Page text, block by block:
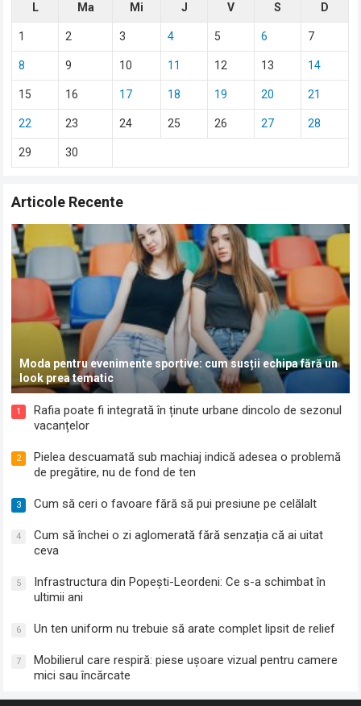
L Ma Mi J V S D
1 2 3 4 5 6 7
8 9 10 11 12 13 14
15 16 17 18 19 20 21
22 23 24 25 26 27 28
29 30
Articole Recente
Moda pentru evenimente sportive: cum susții echipa fără un
look prea tematic
1
Rafia poate fi integrată în ținute urbane dincolo de sezonul
vacanțelor
2
Pielea descuamată sub machiaj indică adesea o problemă
de pregătire, nu de fond de ten
3 Cum să ceri o favoare fără să pui presiune pe celălalt
4
Cum să închei o zi aglomerată fără senzația că ai uitat
ceva
5
Infrastructura din Popești-Leordeni: Ce s-a schimbat în
ultimii ani
6 Un ten uniform nu trebuie să arate complet lipsit de relief
7
Mobilierul care respiră: piese ușoare vizual pentru camere
mici sau încărcate